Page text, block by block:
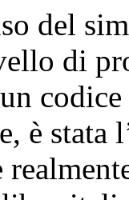
del
di
è stata